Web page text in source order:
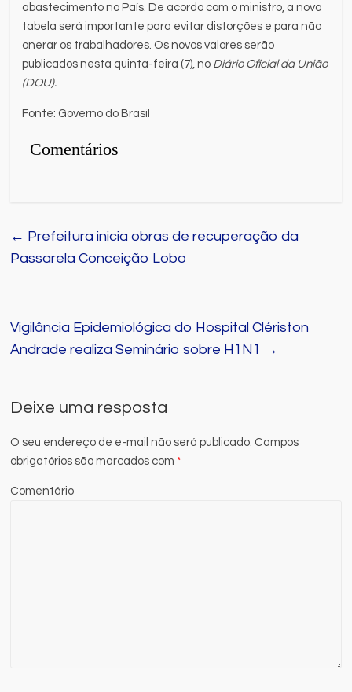
abastecimento no País. De acordo com o ministro, a nova
tabela será importante para evitar distorções e para não
onerar os trabalhadores. Os novos valores serão
publicados nesta quinta-feira (7), no Diário Oficial da União
(DOU).
Fonte: Governo do Brasil
Comentários
← Prefeitura inicia obras de recuperação da
Passarela Conceição Lobo
Vigilância Epidemiológica do Hospital Clériston
Andrade realiza Seminário sobre H1N1 →
Deixe uma resposta
O seu endereço de e-mail não será publicado. Campos
obrigatórios são marcados com*
Comentário